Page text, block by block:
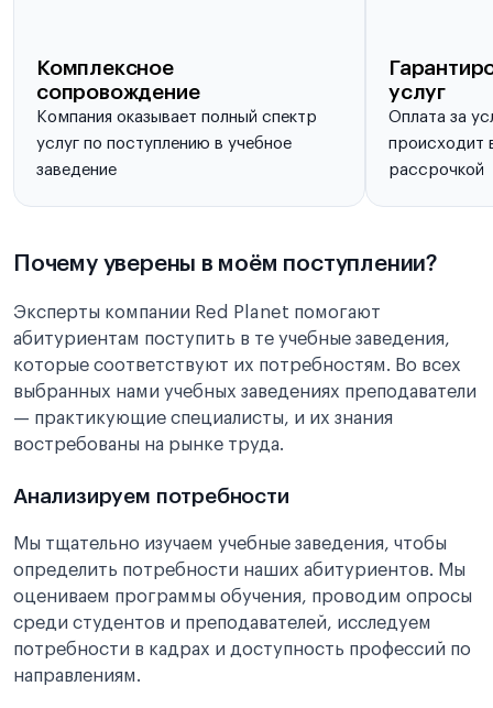
Комплексное
сопровождение
Компания оказывает полный спектр
услуг по поступлению в учебное
заведение
услуг
Оплата за
происходит
рассрочкой
Почему уверены в моём поступлении?
Эксперты компании Red Planet помогают
абитуриентам поступить в те учебные заведения,
которые соответствуют их потребностям. Во всех
выбранных нами учебных заведениях преподаватели
— практикующие специалисты, и их знания
востребованы на рынке труда.
Анализируем потребности
Мы тщательно изучаем учебные заведения, чтобы
определить потребности наших абитуриентов. Мы
оцениваем программы обучения, проводим опросы
среди студентов и преподавателей, исследуем
потребности в кадрах и доступность профессий по
направлениям.